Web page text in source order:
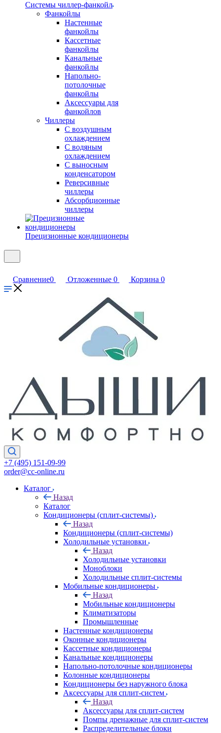
Системы чиллер-фанкойл
Фанкойлы
Настенные
фанкойлы
Кассетные
фанкойлы
Канальные
фанкойлы
Напольно-
потолочные
фанкойлы
Аксессуары для
фанкойлов
Чиллеры
С воздушным
охлаждением
С водяным
охлаждением
С выносным
конденсатором
Реверсивные
чиллеры
Абсорбционные
чиллеры
Прецизионные кондиционеры
Сравнение0 Отложенные 0 Корзина 0
+7 (495) 151-09-99
order@cc-online.ru
Каталог
Назад
Каталог
Кондиционеры (сплит-системы)
Назад
Кондиционеры (сплит-системы)
Холодильные установки
Назад
Холодильные установки
Моноблоки
Холодильные сплит-системы
Мобильные кондиционеры
Назад
Мобильные кондиционеры
Климатизаторы
Промышленные
Настенные кондиционеры
Оконные кондиционеры
Кассетные кондиционеры
Канальные кондиционеры
Напольно-потолочные кондиционеры
Колонные кондиционеры
Кондиционеры без наружного блока
Аксессуары для сплит-систем
Назад
Аксессуары для сплит-систем
Помпы дренажные для сплит-систем
Распределительные блоки